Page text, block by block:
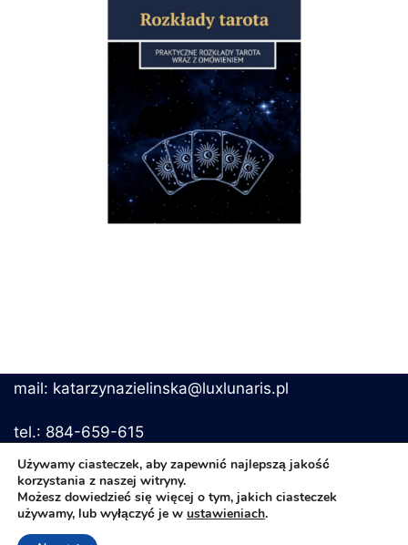
mail: katarzynazielinska@luxlunaris.pl
tel.: 884-659-615
Regulamin i polityka prywatności
Używamy ciasteczek, aby zapewnić najlepszą jakość
korzystania z naszej witryny.
Możesz dowiedzieć się więcej o tym, jakich ciasteczek
używamy, lub wyłączyć je w ustawieniach.